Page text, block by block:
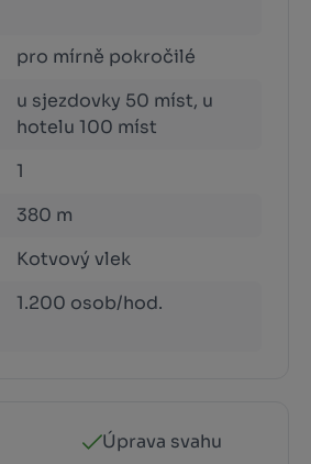
pro mírně pokročilé
u sjezdovky 50 míst, u
hotelu 100 míst
1
380 m
Kotvový vlek
1.200 osob/hod.
Úprava svahu